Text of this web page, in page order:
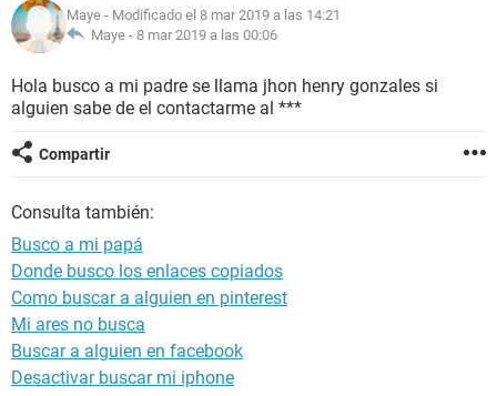
Maye - Modificado el 8 mar 2019 a las 14:21
Maye - 8 mar 2019 a las 00:06
Hola busco a mi padre se llama jhon henry gonzales si
alguien sabe de el contactarme al ***
Compartir
Consulta también:
Busco a mi papá
Donde busco los enlaces copiados
Como buscar a alguien en pinterest
Mi ares no busca
Buscar a alguien en facebook
Desactivar buscar mi iphone